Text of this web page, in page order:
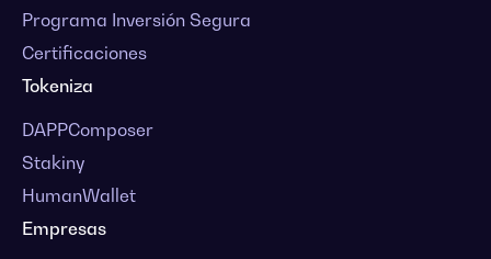
Programa Inversión Segura
Certificaciones
Tokeniza
DAPPComposer
Stakiny
HumanWallet
Empresas